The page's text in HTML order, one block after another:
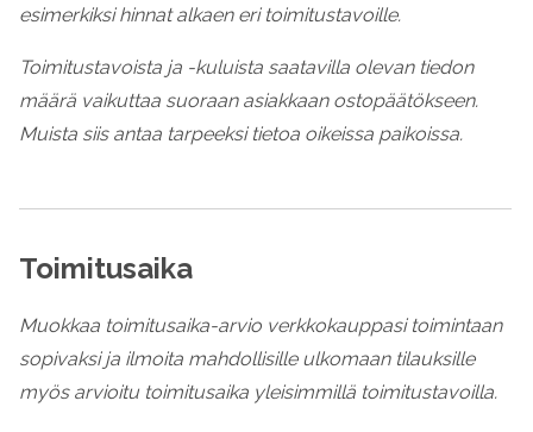
esimerkiksi hinnat alkaen eri toimitustavoille.
Toimitustavoista ja -kuluista saatavilla olevan tiedon
määrä vaikuttaa suoraan asiakkaan ostopäätökseen.
Muista siis antaa tarpeeksi tietoa oikeissa paikoissa.
Toimitusaika
Muokkaa toimitusaika-arvio verkkokauppasi toimintaan
sopivaksi ja ilmoita mahdollisille ulkomaan tilauksille
myös arvioitu toimitusaika yleisimmillä toimitustavoilla.